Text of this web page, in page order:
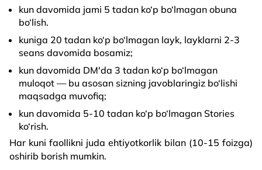
kun davomida jami 5 tadan ko‘p bo‘lmagan obuna
bo‘lish.
kuniga 20 tadan ko‘p bo‘lmagan layk, layklarni 2-3
seans davomida bosamiz;
kun davomida DM'da 3 tadan ko‘p bo‘lmagan
muloqot — bu asosan sizning javoblaringiz bo‘lishi
maqsadga muvofiq;
kun davomida 5-10 tadan ko‘p bo‘lmagan Stories
ko‘rish.
Har kuni faollikni juda ehtiyotkorlik bilan (10-15 foizga)
oshirib borish mumkin.